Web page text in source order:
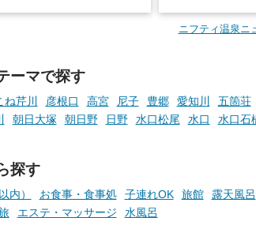
そんな「一人で
でくることはあり
ニフティ温泉ニ
ーマで探す
ね芹川 彦根口 高宮 尼子 豊郷 愛知川 五箇荘
朝日大塚 朝日野 日野 水口松尾 水口 水口石
探す
内） お食事・食事処 子連れOK 旅館
露天風呂
エステ・マッサージ 水風呂